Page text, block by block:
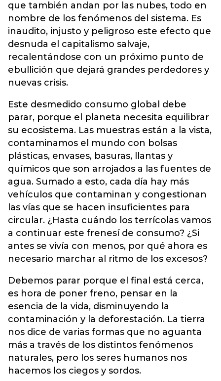
que también andan por las nubes, todo en
nombre de los fenómenos del sistema. Es
inaudito, injusto y peligroso este efecto que
desnuda el capitalismo salvaje,
recalentándose con un próximo punto de
ebullición que dejará grandes perdedores y
nuevas crisis.
Este desmedido consumo global debe
parar, porque el planeta necesita equilibrar
su ecosistema. Las muestras están a la vista,
contaminamos el mundo con bolsas
plásticas, envases, basuras, llantas y
químicos que son arrojados a las fuentes de
agua. Sumado a esto, cada día hay más
vehículos que contaminan y congestionan
las vías que se hacen insuficientes para
circular. ¿Hasta cuándo los terrícolas vamos
a continuar este frenesí de consumo? ¿Si
antes se vivía con menos, por qué ahora es
necesario marchar al ritmo de los excesos?
Debemos parar porque el final está cerca,
es hora de poner freno, pensar en la
esencia de la vida, disminuyendo la
contaminación y la deforestación. La tierra
nos dice de varias formas que no aguanta
más a través de los distintos fenómenos
naturales, pero los seres humanos nos
hacemos los ciegos y sordos.